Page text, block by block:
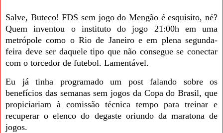
Salve, Buteco! FDS sem jogo do Mengão é esquisito, né?
Quem inventou o instituto do jogo 21:00h em uma
metrópole como o Rio de Janeiro e em plena segunda-
feira deve ser daquele tipo que não consegue se conectar
com o torcedor de futebol. Lamentável.
Eu já tinha programado um post falando sobre os
benefícios das semanas sem jogos da Copa do Brasil, que
propiciariam à comissão técnica tempo para treinar e
recuperar o elenco do degaste oriundo da maratona de
jogos.